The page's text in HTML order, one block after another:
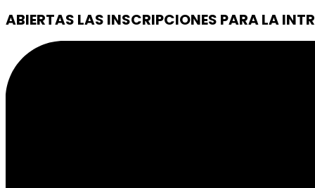
ABIERTAS LAS INSCRIPCIONES PARA LA